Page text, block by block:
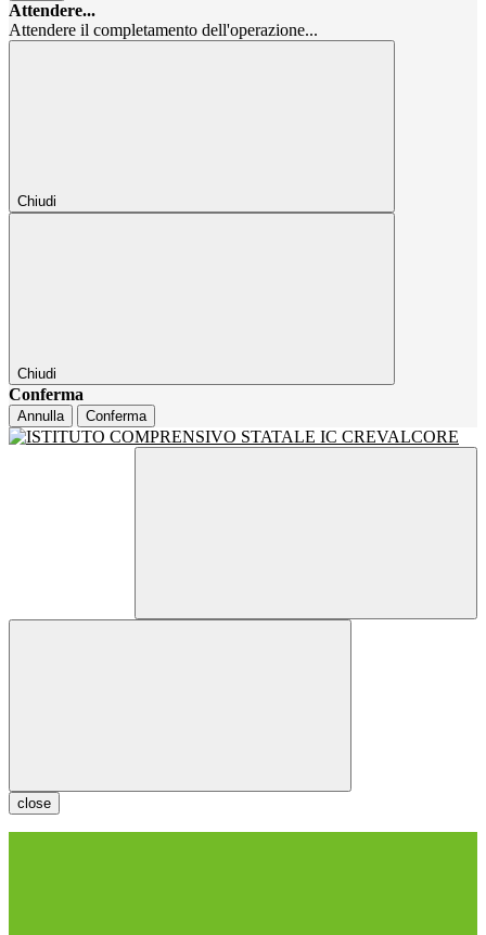
Attendere...
Attendere il completamento dell'operazione...
Chiudi
Chiudi
Conferma
Annulla Conferma
close